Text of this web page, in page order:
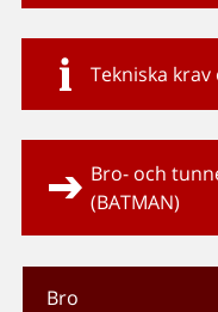
Tekniska
Bro- och
(BATMAN)
Bro